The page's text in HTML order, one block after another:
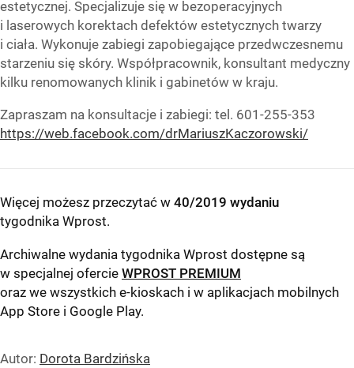
estetycznej. Specjalizuje się w bezoperacyjnych
i laserowych korektach defektów estetycznych twarzy
i ciała. Wykonuje zabiegi zapobiegające przedwczesnemu
starzeniu się skóry. Współpracownik, konsultant medyczny
kilku renomowanych klinik i gabinetów w kraju.
Zapraszam na konsultacje i zabiegi: tel. 601-255-353
https://web.facebook.com/drMariuszKaczorowski/
Więcej możesz przeczytać w 40/2019 wydaniu
tygodnika Wprost.
Archiwalne wydania tygodnika Wprost dostępne są
w specjalnej ofercie WPROST PREMIUM
oraz we wszystkich e-kioskach i w aplikacjach mobilnych
App Store i Google Play.
Autor: Dorota Bardzińska